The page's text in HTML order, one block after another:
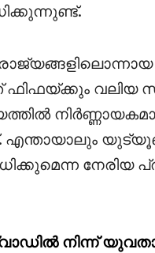
വലിയ
എന്തായാലും
നേരിയ
നിന്ന്